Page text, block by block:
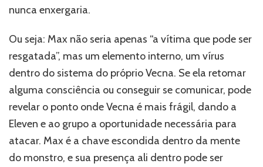
nunca enxergaria.
Ou seja: Max não seria apenas “a vítima que pode ser
resgatada”, mas um elemento interno, um vírus
dentro do sistema do próprio Vecna. Se ela retomar
alguma consciência ou conseguir se comunicar, pode
revelar o ponto onde Vecna é mais frágil, dando a
Eleven e ao grupo a oportunidade necessária para
atacar. Max é a chave escondida dentro da mente
do monstro, e sua presença ali dentro pode ser